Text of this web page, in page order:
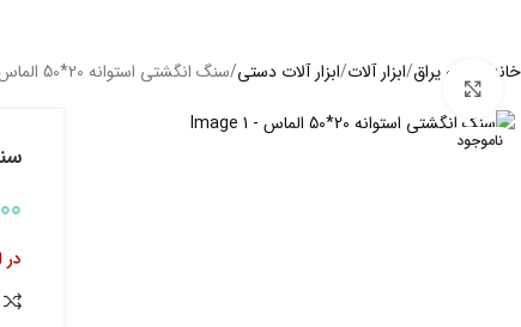
خانه ابزار و یراق ابزار آلات ابزار آلات دستی سنگ انگشتی استوانه 20*50 الماس
ناموجود
بزرگنمایی تصویر
در